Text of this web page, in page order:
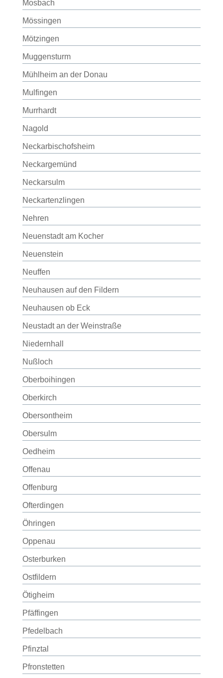
Mosbach
Mössingen
Mötzingen
Muggensturm
Mühlheim an der Donau
Mulfingen
Murrhardt
Nagold
Neckarbischofsheim
Neckargemünd
Neckarsulm
Neckartenzlingen
Nehren
Neuenstadt am Kocher
Neuenstein
Neuffen
Neuhausen auf den Fildern
Neuhausen ob Eck
Neustadt an der Weinstraße
Niedernhall
Nußloch
Oberboihingen
Oberkirch
Obersontheim
Obersulm
Oedheim
Offenau
Offenburg
Ofterdingen
Öhringen
Oppenau
Osterburken
Ostfildern
Ötigheim
Pfäffingen
Pfedelbach
Pfinztal
Pfronstetten